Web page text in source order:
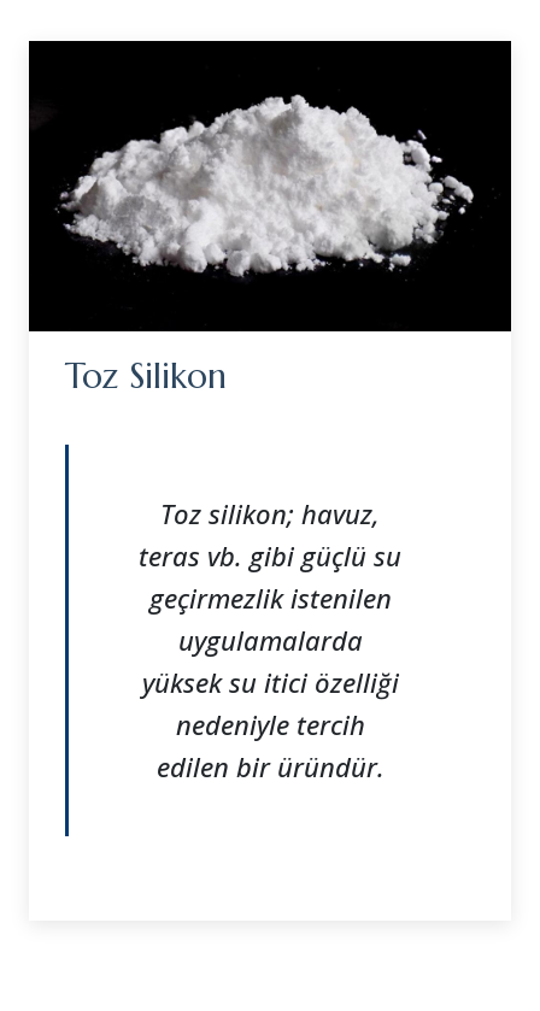
Toz Silikon
Toz silikon; havuz,
teras vb. gibi güçlü su
geçirmezlik istenilen
uygulamalarda
yüksek su itici özelliği
nedeniyle tercih
edilen bir üründür.